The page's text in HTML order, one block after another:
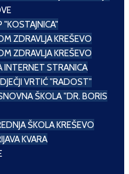
"KOSTAJNICA"
ZDRAVLJA KREŠEVO
ZDRAVLJA KREŠEVO
INTERNET STRANICA
VRTIĆ "RADOST"
ŠKOLA "DR. BORIS
ŠKOLA KREŠEVO
KVARA